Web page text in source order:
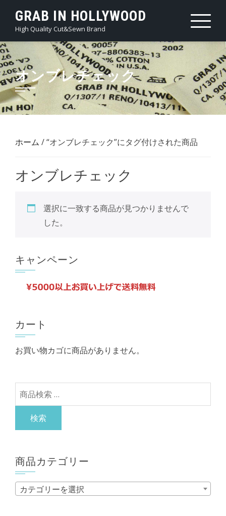
content
GRAB IN HOLLYWOOD
High Quality Cut&Sewn Brand
オンブレチェック
ホーム / “オンブレチェック”にタグ付けされた商品
オンブレチェック
選択に一致する商品が見つかりませんで
した。
キャンペーン
カート
お買い物カゴに商品がありません。
検
索
象:
検索
商品カテゴリー
カテゴリーを選択